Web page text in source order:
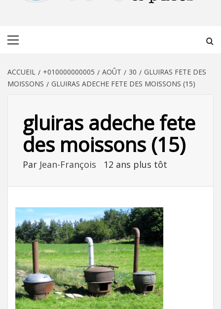
ACCUEIL +010000000005 AOÛT 30
GLUIRAS FETE DES
MOISSONS
GLUIRAS ADECHE FETE DES MOISSONS (15)
gluiras adeche fete
des moissons (15)
Par Jean-François 12 ans plus tôt